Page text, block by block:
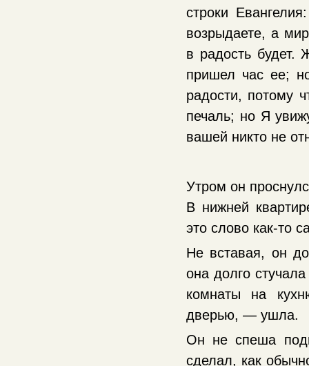
строки
возрыдаете, а
в радость будет.
пришел час ее;
радости, потому
печаль; но Я
вашей никто не
Утром он
В нижней
это слово как-то
Не вставая, он
она долго
комнаты на
дверью, — ушла.
Он не спеша
сделал, как